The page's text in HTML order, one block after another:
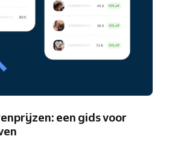
een gids voor